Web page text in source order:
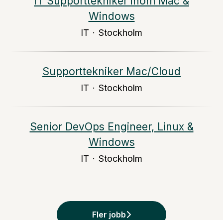
Windows
IT · Stockholm
Supporttekniker Mac/Cloud
IT · Stockholm
Senior DevOps Engineer, Linux &
Windows
IT · Stockholm
Fler jobb